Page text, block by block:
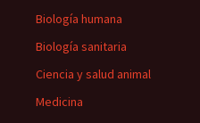
Biología humana
Biología sanitaria
Ciencia y salud animal
Medicina